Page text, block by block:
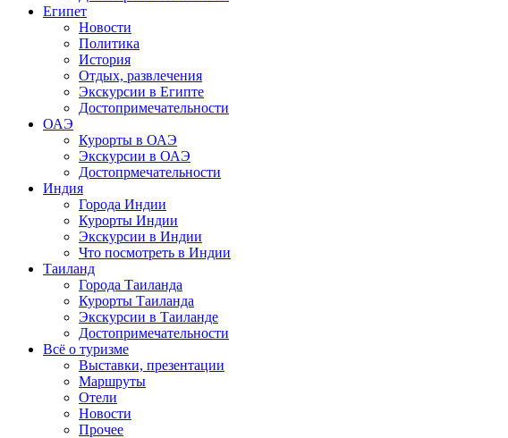
Египет
Новости
Политика
История
Отдых, развлечения
Экскурсии в Египте
Достопримечательности
ОАЭ
Курорты в ОАЭ
Экскурсии в ОАЭ
Достопрмечательности
Индия
Города Индии
Курорты Индии
Экскурсии в Индии
Что посмотреть в Индии
Таиланд
Города Таиланда
Курорты Таиланда
Экскурсии в Таиланде
Достопримечательности
Всё о туризме
Выставки, презентации
Маршруты
Отели
Новости
Прочее